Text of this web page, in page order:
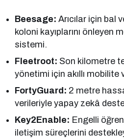
Beesage: Arıcılar için bal
koloni kayıplarını önleyen
sistemi.
Fleetroot: Son kilometre
yönetimi için akıllı
FortyGuard: 2 metre
verileriyle yapay zekâ
Key2Enable: Engelli
iletişim süreçlerini